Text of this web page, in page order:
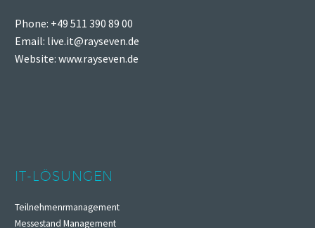
Phone: +49 511 390 89 00
Email: live.it@rayseven.de
Website: www.rayseven.de
IT-LÖSUNGEN
Teilnehmenrmanagement
Messestand Management